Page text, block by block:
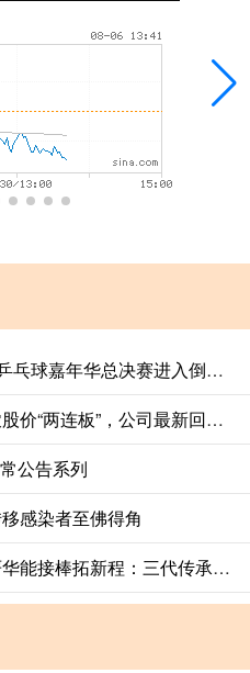
富深所 角逐“玉兰星辉”，上海乒乓球嘉年华总决赛进入倒计时
永旺配资端 【求证】京基智农股价“两连板”，公司最新回应：禽类养殖占比小
公告系列
感染者至佛得角
富盈策略 严川奠基铸瓷魂，严华能接棒拓新程：三代传承里的陶瓷史诗_景严_技艺_文化